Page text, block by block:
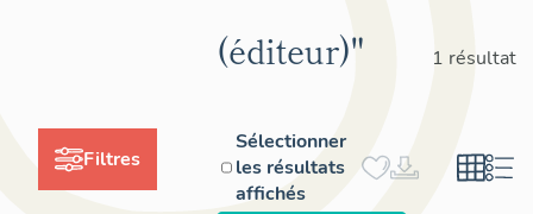
Filtres
(éditeur)"
1 résultat
Sélectionner
les résultats
affichés